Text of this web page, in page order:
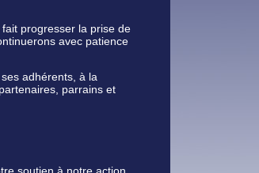
progresser la prise de
avec patience
adhérents, à la
parrains et